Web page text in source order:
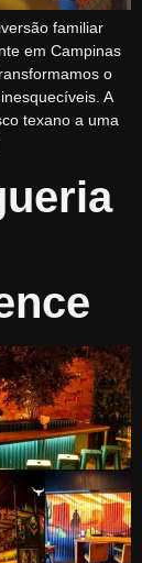
familiar
em Campinas
o
A
texano a uma